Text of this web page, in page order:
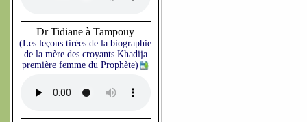
Dr Tidiane à Tampouy
(Les leçons tirées de la biographie
de la mère des croyants Khadija
première femme du Prophète)